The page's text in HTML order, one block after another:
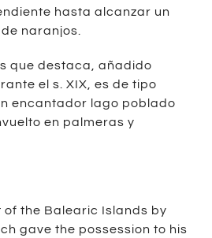
hasta alcanzar un
naranjos.
que destaca, añadido
el s. XIX, es de tipo
encantador lago poblado
en palmeras y
the Balearic Islands by
gave the possession to his